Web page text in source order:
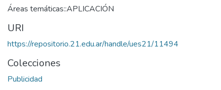
Áreas temáticas::APLICACIÓN
URI
https://repositorio.21.edu.ar/handle/ues21/11494
Colecciones
Publicidad